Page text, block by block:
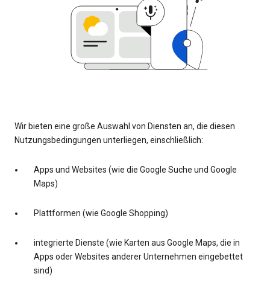
Wir bieten eine große Auswahl von Diensten an, die diesen
Nutzungsbedingungen unterliegen, einschließlich:
Apps und Websites (wie die Google Suche und Google
Maps)
Plattformen (wie Google Shopping)
integrierte Dienste (wie Karten aus Google Maps, die in
Apps oder Websites anderer Unternehmen eingebettet
sind)